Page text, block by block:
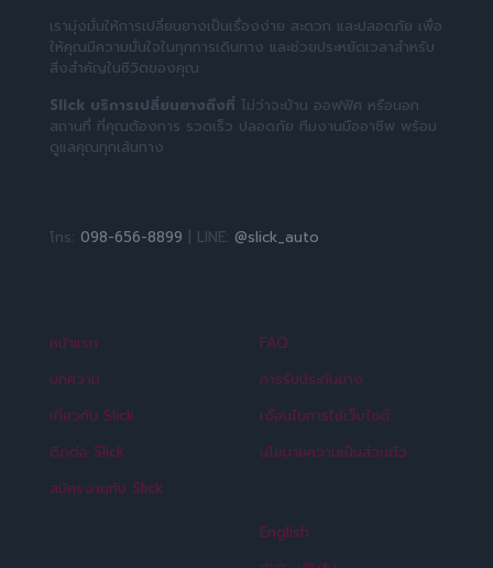
เรามุ่งมั่นให้การเปลี่ยนยางเป็นเรื่องง่าย สะดวก และปลอดภัย เพื่อ
ให้คุณมีความมั่นใจในทุกการเดินทาง และช่วยประหยัดเวลาสำหรับ
สิ่งสำคัญในชีวิตของคุณ
Slick บริการเปลี่ยนยางถึงที่ ไม่ว่าจะบ้าน ออฟฟิศ หรือนอก
สถานที่ ที่คุณต้องการ รวดเร็ว ปลอดภัย ทีมงานมืออาชีพ พร้อม
ดูแลคุณทุกเส้นทาง
โทร: 098-656-8899 | LINE: @slick_auto
หน้าแรก
บทความ
เกี่ยวกับ Slick
ติดต่อ Slick
สมัครงานกับ Slick
FAQ
การรับประกันยาง
เงื่อนไขการใช้เว็บไซต์
นโยบายความเป็นส่วนตัว
English